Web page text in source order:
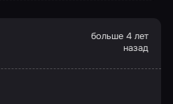
больше 4 лет
назад